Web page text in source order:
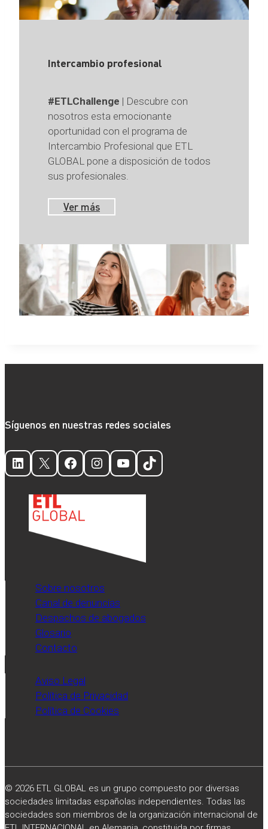
Intercambio profesional
#ETLChallenge | Descubre con
nosotros esta emocionante
oportunidad con el programa de
Intercambio Profesional que ETL
GLOBAL pone a disposición de todos
sus profesionales.
Ver más
Síguenos en nuestras redes sociales
LinkedIn
X Facebook
Instagram
YouTube
TikTok
Sobre nosotros
Canal de denuncias
Despachos de abogados
Glosario
Contacto
Aviso Legal
Política de Privacidad
Política de Cookies
© 2026 ETL GLOBAL es un grupo compuesto por diversas
sociedades limitadas españolas independientes. Todas las
sociedades son miembros de la organización internacional de